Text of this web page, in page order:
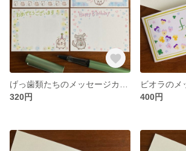
320円
ビオラのメ
400円